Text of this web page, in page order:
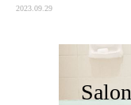
2023.09.29
Salon